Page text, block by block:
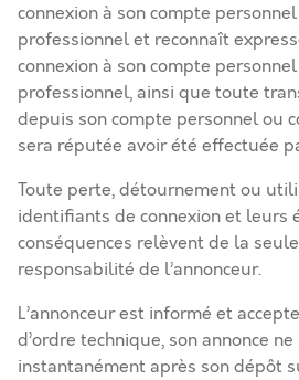
connexion à son compte
professionnel et reconnaît
connexion à son compte
professionnel, ainsi que toute
depuis son compte personnel ou
sera réputée avoir été effectuée
Toute perte, détournement ou
identifiants de connexion et leurs
conséquences relèvent de la
responsabilité de l’annonceur.
L’annonceur est informé et
d’ordre technique, son annonce
instantanément après son dépôt